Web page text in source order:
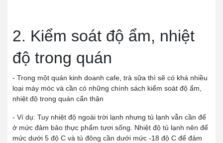
2. Kiểm soát độ ẩm, nhiệt
độ trong quán
- Trong một quán kinh doanh cafe, trà sữa thì sẽ có khá nhiều
loại máy móc và cần có những chính sách kiểm soát độ ẩm,
nhiệt độ trong quán cẩn thận
- Ví dụ: Tuy nhiệt độ ngoài trời lạnh nhưng tủ lạnh vẫn cần để
ở mức đảm bảo thực phẩm tươi sống. Nhiệt độ tủ lạnh nên để
mức dưới 5 độ C và tủ đông cần dưới mức -18 độ C để đảm